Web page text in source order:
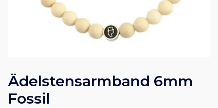
Ädelstensarmband 6mm
Fossil